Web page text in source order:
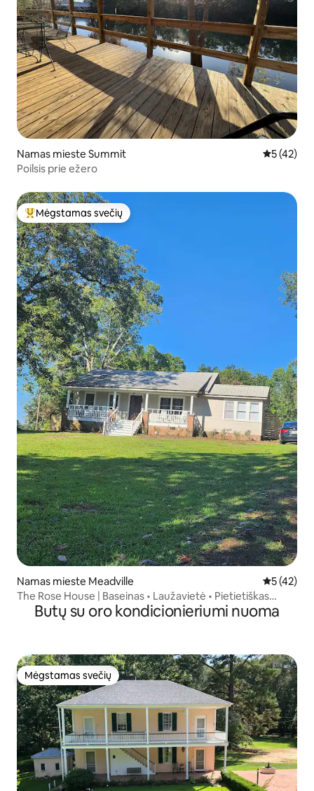
Namas mieste Summit Vidutinis
5 (42)
Poilsis prie ežero
Svečių mėgstamiausias
Mėgstamas svečių
Namas mieste Meadville Vidutinis
5 (42)
The Rose House | Baseinas • Laužavietė • Pietietiškas
žavesys
Butų su oro kondicionieriumi nuoma
Mėgstamas svečių
Mėgstamas svečių